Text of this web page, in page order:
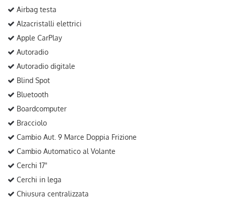
Airbag testa
Alzacristalli elettrici
Apple CarPlay
Autoradio
Autoradio digitale
Blind Spot
Bluetooth
Boardcomputer
Bracciolo
Cambio Aut. 9 Marce Doppia Frizione
Cambio Automatico al Volante
Cerchi 17"
Cerchi in lega
Chiusura centralizzata